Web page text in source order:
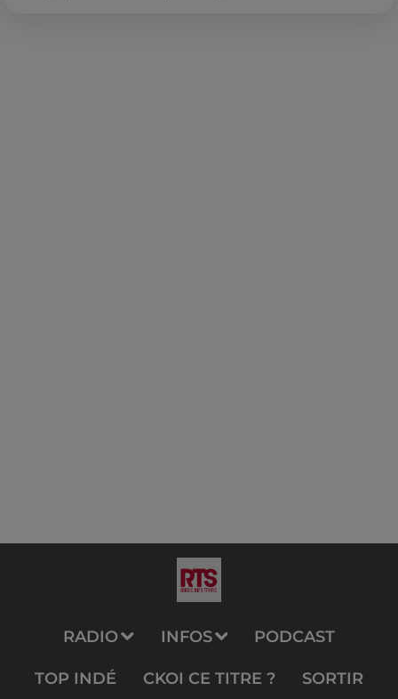
RADIO INFOS PODCAST
TOP INDÉ CKOI CE TITRE ? SORTIR